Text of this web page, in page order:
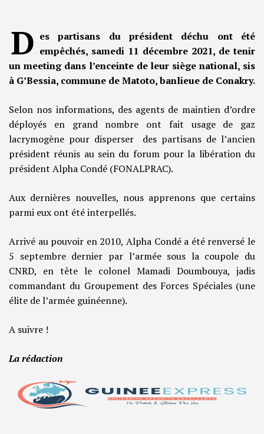
D es partisans du président déchu ont été
empêchés, samedi 11 décembre 2021, de tenir
un meeting dans l’enceinte de leur siège national, sis
à G’Bessia, commune de Matoto, banlieue de Conakry.
Selon nos informations, des agents de maintien d’ordre
déployés en grand nombre ont fait usage de gaz
lacrymogène pour disperser des partisans de l’ancien
président réunis au sein du forum pour la libération du
président Alpha Condé (FONALPRAC).
Aux dernières nouvelles, nous apprenons que certains
parmi eux ont été interpellés.
Arrivé au pouvoir en 2010, Alpha Condé a été renversé le
5 septembre dernier par l’armée sous la coupole du
CNRD, en tête le colonel Mamadi Doumbouya, jadis
commandant du Groupement des Forces Spéciales (une
élite de l’armée guinéenne).
A suivre !
La rédaction